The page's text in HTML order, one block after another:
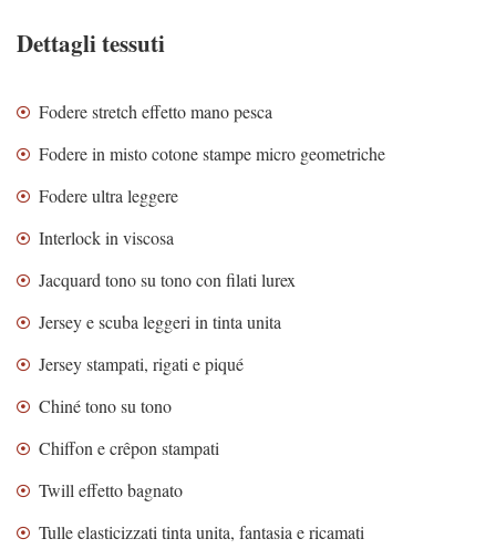
Dettagli tessuti
Fodere stretch effetto mano pesca
Fodere in misto cotone stampe micro geometriche
Fodere ultra leggere
Interlock in viscosa
Jacquard tono su tono con filati lurex
Jersey e scuba leggeri in tinta unita
Jersey stampati, rigati e piqué
Chiné tono su tono
Chiffon e crêpon stampati
Twill effetto bagnato
Tulle elasticizzati tinta unita, fantasia e ricamati